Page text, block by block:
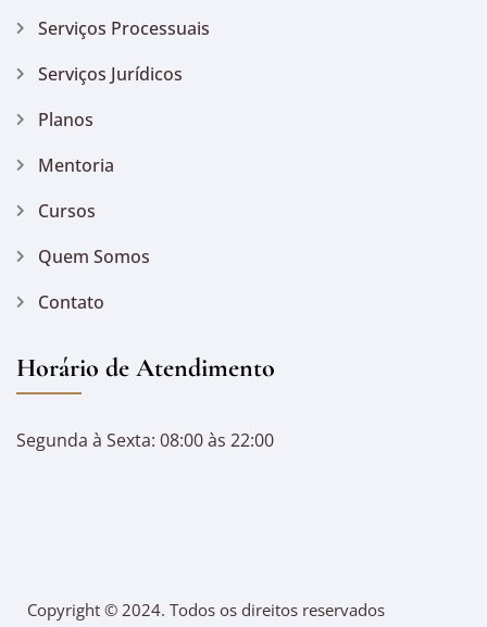
Serviços Processuais
Serviços Jurídicos
Planos
Mentoria
Cursos
Quem Somos
Contato
Horário de Atendimento
Segunda à Sexta: 08:00 às 22:00
Copyright © 2024. Todos os direitos reservados